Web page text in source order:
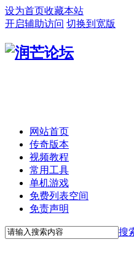
设为首页收藏本站
开启辅助访问 切换到宽版
网站首页
传奇版本
视频教程
常用工具
单机游戏
免费列表空间
免责声明
搜